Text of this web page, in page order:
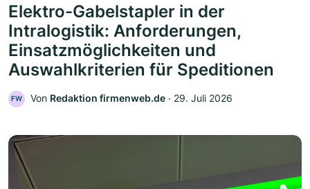
Elektro-Gabelstapler in der
Intralogistik: Anforderungen,
Einsatzmöglichkeiten und
Auswahlkriterien für Speditionen
FW Von Redaktion firmenweb.de ‧ 29. Juli 2026